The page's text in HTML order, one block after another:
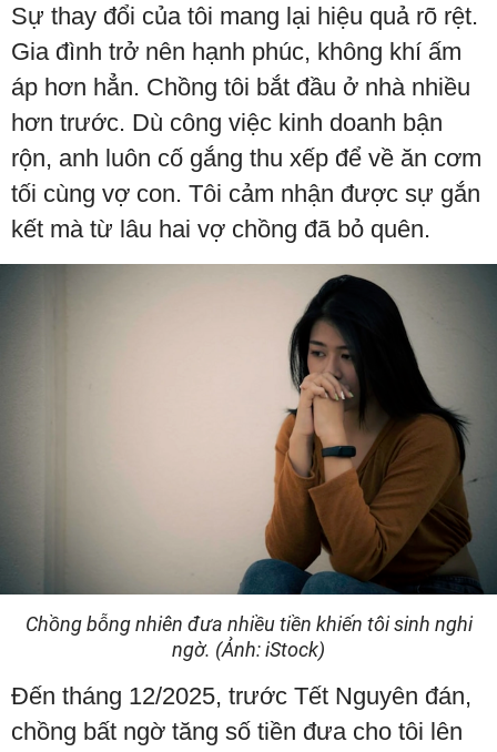
Sự thay đổi của tôi mang lại hiệu quả rõ rệt.
Gia đình trở nên hạnh phúc, không khí ấm
áp hơn hẳn. Chồng tôi bắt đầu ở nhà nhiều
hơn trước. Dù công việc kinh doanh bận
rộn, anh luôn cố gắng thu xếp để về ăn cơm
tối cùng vợ con. Tôi cảm nhận được sự gắn
kết mà từ lâu hai vợ chồng đã bỏ quên.
Chồng bỗng nhiên đưa nhiều tiền khiến tôi sinh nghi
ngờ. (Ảnh: iStock)
Đến tháng 12/2025, trước Tết Nguyên đán,
chồng bất ngờ tăng số tiền đưa cho tôi lên